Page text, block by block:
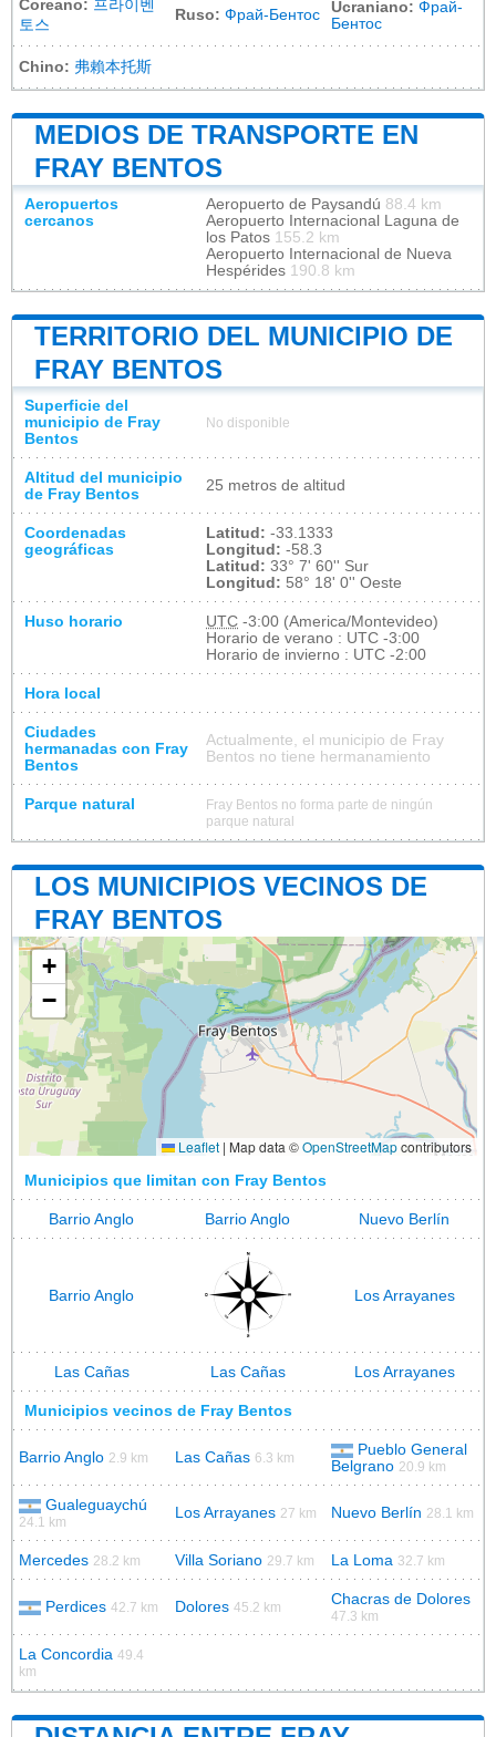
Coreano: 프라이벤
토스
Ruso: Фрай-Бентос Ucraniano: Фрай-
Бентос
Chino: 弗賴本托斯
MEDIOS DE TRANSPORTE EN
FRAY BENTOS
Aeropuertos
cercanos
Aeropuerto de Paysandú 88.4 km
Aeropuerto Internacional Laguna de
los Patos 155.2 km
Aeropuerto Internacional de Nueva
Hespérides 190.8 km
TERRITORIO DEL MUNICIPIO DE
FRAY BENTOS
Superficie del
municipio de Fray
Bentos
No disponible
Altitud del municipio
de Fray Bentos
25 metros de altitud
Coordenadas
geográficas
Latitud: -33.1333
Longitud: -58.3
Latitud: 33° 7' 60'' Sur
Longitud: 58° 18' 0'' Oeste
Huso horario UTC -3:00 (America/Montevideo)
Horario de verano : UTC -3:00
Horario de invierno : UTC -2:00
Hora local
Ciudades
hermanadas con Fray
Bentos
Actualmente, el municipio de Fray
Bentos no tiene hermanamiento
Parque natural
Fray Bentos no forma parte de ningún
parque natural
LOS MUNICIPIOS VECINOS DE
FRAY BENTOS
+
−
Leaflet | Map data ©OpenStreetMapcontributors
Municipios que limitan con Fray Bentos
Barrio Anglo Barrio Anglo Nuevo Berlín
Barrio Anglo Los Arrayanes
Las Cañas Las Cañas Los Arrayanes
Municipios vecinos de Fray Bentos
Barrio Anglo 2.9 km Las Cañas 6.3 km
Pueblo General
Belgrano 20.9 km
Gualeguaychú
24.1 km
Los Arrayanes 27 km Nuevo Berlín 28.1 km
Mercedes 28.2 km Villa Soriano 29.7 km La Loma 32.7 km
Perdices 42.7 km Dolores 45.2 km Chacras de Dolores
47.3 km
La Concordia 49.4
km